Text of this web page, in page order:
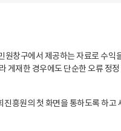
창구에서 제공하는 자료로 수
재한 경우에도 단순한 오류 정
흥원의 첫 화면을 통하도록 하